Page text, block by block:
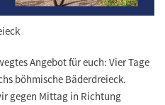
Angebot für euch: Vier Tage
böhmische Bäderdreieck.
gegen Mittag in Richtung